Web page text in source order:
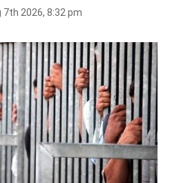
7th 2026, 8:32 pm